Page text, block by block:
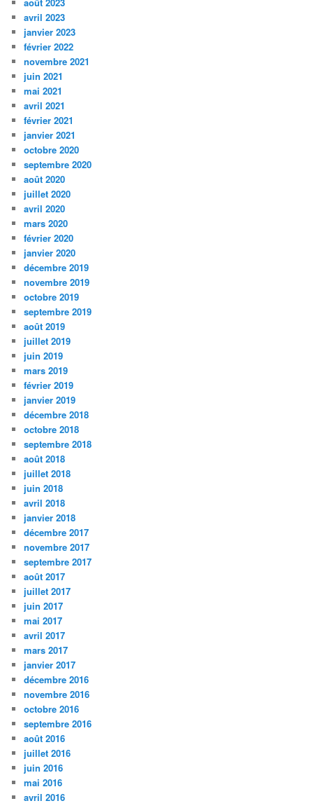
août 2023
avril 2023
janvier 2023
février 2022
novembre 2021
juin 2021
mai 2021
avril 2021
février 2021
janvier 2021
octobre 2020
septembre 2020
août 2020
juillet 2020
avril 2020
mars 2020
février 2020
janvier 2020
décembre 2019
novembre 2019
octobre 2019
septembre 2019
août 2019
juillet 2019
juin 2019
mars 2019
février 2019
janvier 2019
décembre 2018
octobre 2018
septembre 2018
août 2018
juillet 2018
juin 2018
avril 2018
janvier 2018
décembre 2017
novembre 2017
septembre 2017
août 2017
juillet 2017
juin 2017
mai 2017
avril 2017
mars 2017
janvier 2017
décembre 2016
novembre 2016
octobre 2016
septembre 2016
août 2016
juillet 2016
juin 2016
mai 2016
avril 2016